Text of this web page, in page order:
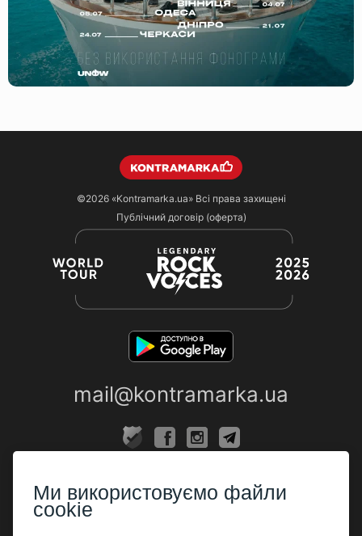
©2026 «Kontramarka.ua»Всі права захищені
Публічний договір (оферта)
mail@kontramarka.ua
Каси
Ми використовуємо файли
cookie